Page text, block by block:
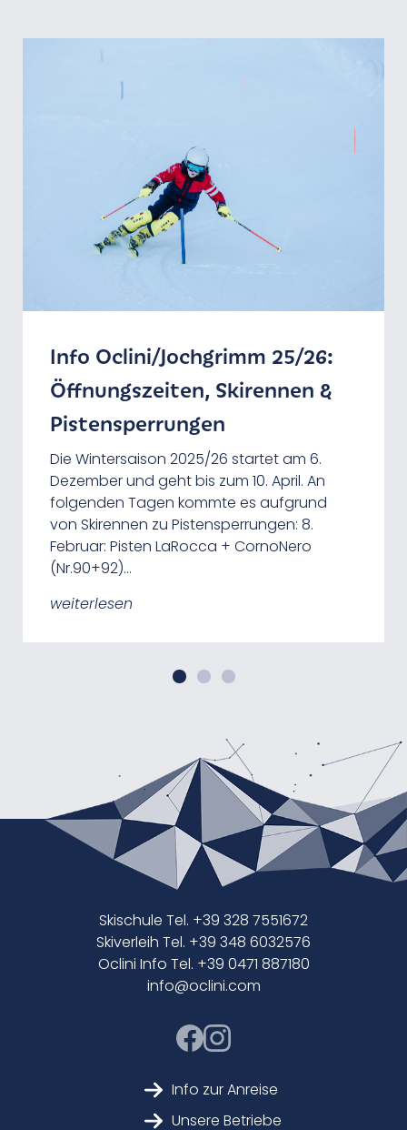
Info Oclini/Jochgrimm 25/26:
Öffnungszeiten, Skirennen &
Pistensperrungen
Die Wintersaison 2025/26 startet am 6.
Dezember und geht bis zum 10. April. An
folgenden Tagen kommte es aufgrund
von Skirennen zu Pistensperrungen: 8.
Februar: Pisten LaRocca + CornoNero
(Nr.90+92)…
weiterlesen
Sonnenaufgang am Weißhorn
Eine Wanderung zum Sonnenaufgang am
Gipfel des Weißhorn ist ein unvergessliches
Erlebnis. Hier eine einige Uhrzeiten des
Sonnenaugangs am Weißhorn: 10. April:
6:46 Uhr 30. April: 6:14 Uhr 15. Mai:…
weiterlesen
Jochgrimm mit Google Street
View erkunden
Vor kurzem wurden am Jochgrimm
Wanderwege für Google Street View
aufgenommen, so wie es bereist für den
GEOPARC Bletterbach gemacht wurde. Nun
lassen sich auch die Wege am
Schwarzhorn, zur…
weiterlesen
Skischule Tel. +39 328 7551672
Skiverleih Tel. +39 348 6032576
Oclini Info Tel. +39 0471 887180
info@oclini.com
Info zur Anreise
Unsere Betriebe